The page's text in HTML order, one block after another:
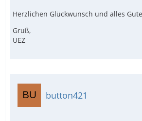
Herzlichen Glückwunsch und alles
Gruß,
UEZ
button421